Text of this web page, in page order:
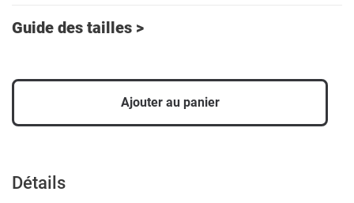
Guide des tailles >
Ajouter au panier
produit
Détails